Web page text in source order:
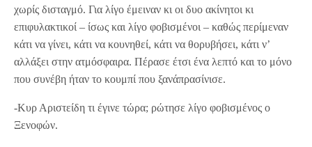
χωρίς δισταγμό. Για λίγο έμειναν κι οι δυο ακίνητοι κι
επιφυλακτικοί – ίσως και λίγο φοβισμένοι – καθώς περίμεναν
κάτι να γίνει, κάτι να κουνηθεί, κάτι να θορυβήσει, κάτι ν’
αλλάξει στην ατμόσφαιρα. Πέρασε έτσι ένα λεπτό και το μόνο
που συνέβη ήταν το κουμπί που ξανάπρασίνισε.
-Κυρ Αριστείδη τι έγινε τώρα; ρώτησε λίγο φοβισμένος ο
Ξενοφών.